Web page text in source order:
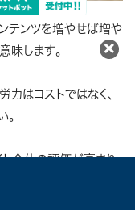
テンツを増やせば増や
味します。
はコストではなく、
。
全体の評価が高まり、
向上します。